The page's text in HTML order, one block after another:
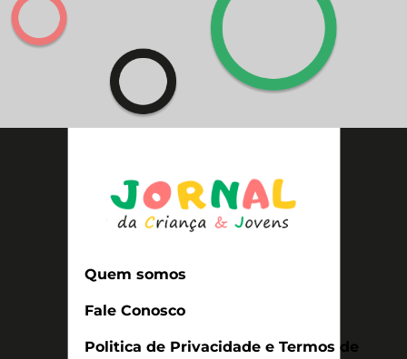
Quem somos
Fale Conosco
Politica de Privacidade e Termos de